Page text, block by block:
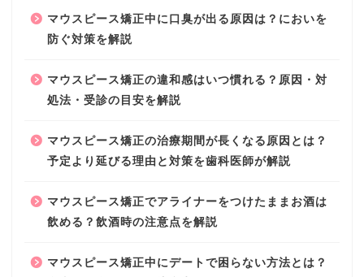
マウスピース矯正中に口臭が出る原因は？においを
防ぐ対策を解説
マウスピース矯正の違和感はいつ慣れる？原因・対
処法・受診の目安を解説
マウスピース矯正の治療期間が長くなる原因とは？
予定より延びる理由と対策を歯科医師が解説
マウスピース矯正でアライナーをつけたままお酒は
飲める？飲酒時の注意点を解説
マウスピース矯正中にデートで困らない方法とは？